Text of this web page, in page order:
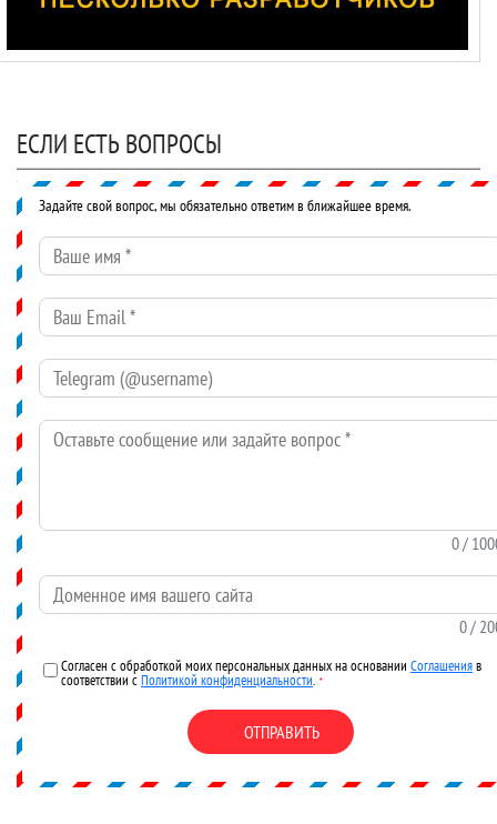
ЕСЛИ ЕСТЬ ВОПРОСЫ
Задайте свой вопрос, мы обязательно ответим в ближайшее время.
Ваше имя *
Ваш Email*
Telegram (@username)
Оставьте сообщение или задайте вопрос *
0/
Доменное имя вашего сайта
0/
Согласен с обработкой моих персональных данных на основании Соглашенияв
соответствии сПолитикой конфиденциальности *
ОТПРАВИТЬ